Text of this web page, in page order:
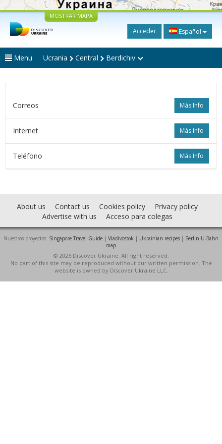
MOSTRAR MAPA
Acceder Español
Menu Ucrania Central Berdichiv
Más Info
Correos
Más Info
Internet
Más Info
Teléfono
About us Contact us Cookies policy
Privacy policy
Advertise with us
Acceso para colegas
Nuestros proyectos: Singapore Travel Guide | Vladivostok | Ukrainian recipes | Berlin U-Bahn
map
© 2026 Discover Ukraine. All right reserved.
No part of this site may be reproduced without our written permission. The
website is owned by Discover Ukraine LLC.